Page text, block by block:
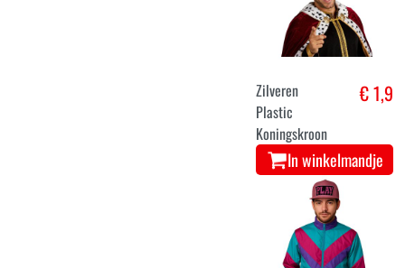
Zilveren
Plastic
Koningskroon
€ 1,9
In winkelmandje